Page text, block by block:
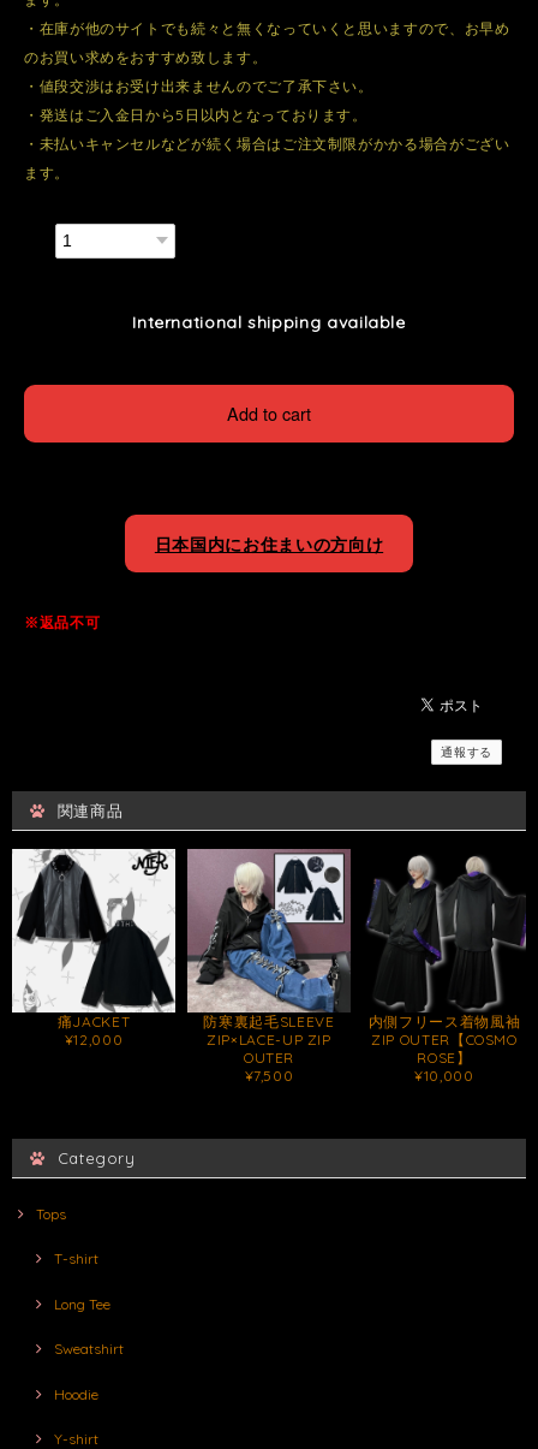
・在庫が他のサイトでも続々と無くなっていくと思いますので、お早め
のお買い求めをおすすめ致します。
・値段交渉はお受け出来ませんのでご了承下さい。
・発送はご入金日から5日以内となっております。
・未払いキャンセルなどが続く場合はご注文制限がかかる場合がござい
ます。
International shipping available
Add to cart
日本国内にお住まいの方向け
※返品不可
通報する
関連商品
痛JACKET
¥12,000
防寒裏起毛SLEEVE
ZIP×LACE-UP ZIP
OUTER
¥7,500
内側フリース着物風袖
ZIP OUTER【COSMO
ROSE】
¥10,000
Category
Tops
T-shirt
Long Tee
Sweatshirt
Hoodie
Y-shirt